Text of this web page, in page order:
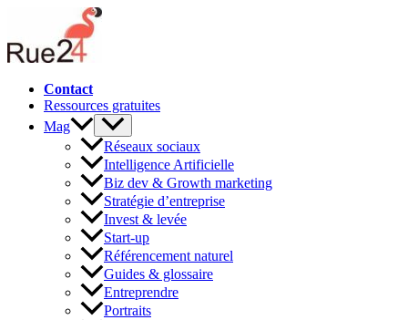
contenu
Contact
Ressources gratuites
Mag
Réseaux sociaux
Intelligence Artificielle
Biz dev & Growth marketing
Stratégie d’entreprise
Invest & levée
Start-up
Référencement naturel
Guides & glossaire
Entreprendre
Portraits